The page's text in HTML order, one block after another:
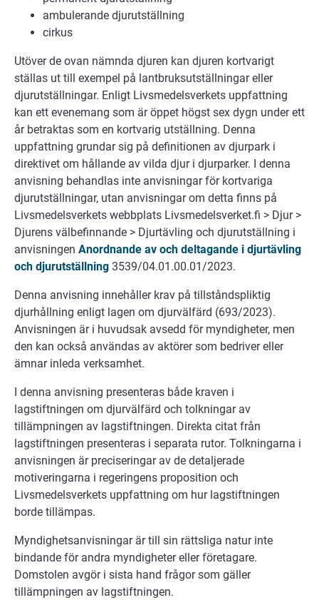
ambulerande djurutställning
cirkus
Utöver de ovan nämnda djuren kan djuren kortvarigt
ställas ut till exempel på lantbruksutställningar eller
djurutställningar. Enligt Livsmedelsverkets uppfattning
kan ett evenemang som är öppet högst sex dygn under ett
år betraktas som en kortvarig utställning. Denna
uppfattning grundar sig på definitionen av djurpark i
direktivet om hållande av vilda djur i djurparker. I denna
anvisning behandlas inte anvisningar för kortvariga
djurutställningar, utan anvisningar om detta finns på
Livsmedelsverkets webbplats Livsmedelsverket.fi > Djur >
Djurens välbefinnande > Djurtävling och djurutställning i
anvisningen Anordnande av och deltagande i djurtävling
och djurutställning 3539/04.01.00.01/2023.
Denna anvisning innehåller krav på tillståndspliktig
djurhållning enligt lagen om djurvälfärd (693/2023).
Anvisningen är i huvudsak avsedd för myndigheter, men
den kan också användas av aktörer som bedriver eller
ämnar inleda verksamhet.
I denna anvisning presenteras både kraven i
lagstiftningen om djurvälfärd och tolkningar av
tillämpningen av lagstiftningen. Direkta citat från
lagstiftningen presenteras i separata rutor. Tolkningarna i
anvisningen är preciseringar av de detaljerade
motiveringarna i regeringens proposition och
Livsmedelsverkets uppfattning om hur lagstiftningen
borde tillämpas.
Myndighetsanvisningar är till sin rättsliga natur inte
bindande för andra myndigheter eller företagare.
Domstolen avgör i sista hand frågor som gäller
tillämpningen av lagstiftningen.